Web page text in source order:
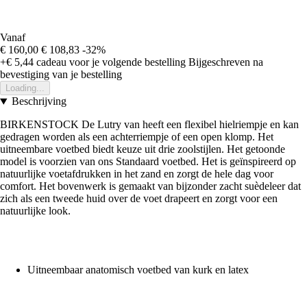
Vanaf
€ 160,00 € 108,83 -32%
+€ 5,44 cadeau voor je volgende bestelling Bijgeschreven na
bevestiging van je bestelling
Loading...
Beschrijving
BIRKENSTOCK De Lutry van heeft een flexibel hielriempje en kan
gedragen worden als een achterriempje of een open klomp. Het
uitneembare voetbed biedt keuze uit drie zoolstijlen. Het getoonde
model is voorzien van ons Standaard voetbed. Het is geïnspireerd op
natuurlijke voetafdrukken in het zand en zorgt de hele dag voor
comfort. Het bovenwerk is gemaakt van bijzonder zacht suèdeleer dat
zich als een tweede huid over de voet drapeert en zorgt voor een
natuurlijke look.
Uitneembaar anatomisch voetbed van kurk en latex